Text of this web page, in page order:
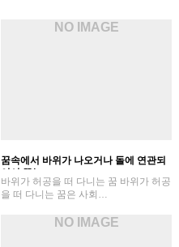
NO IMAGE
꿈속에서 바위가 나오거나 돌에 연관되
어서 꾸는…
바위가 허공을 떠 다니는 꿈 바위가 허공
을 떠 다니는 꿈은 사회…
NO IMAGE